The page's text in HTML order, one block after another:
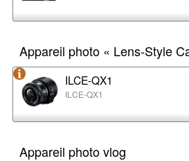
Appareil photo « Lens-Style
ILCE-QX1
ILCE-QX1
Appareil photo vlog